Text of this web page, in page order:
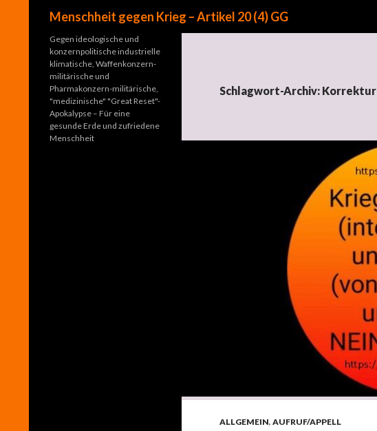
Menschheit gegen Krieg – Artikel 20 (4) GG
Schlagwort-Archiv: Korrektur
ALLGEMEIN, AUFRUF/APPELL
Gegen ideologische und
konzernpolitische industrielle
klimatische, Waffenkonzern-
militärische und
Pharmakonzern-militärische,
"medizinische" "Great Reset"-
Apokalypse – Für eine
gesunde Erde und zufriedene
Menschheit